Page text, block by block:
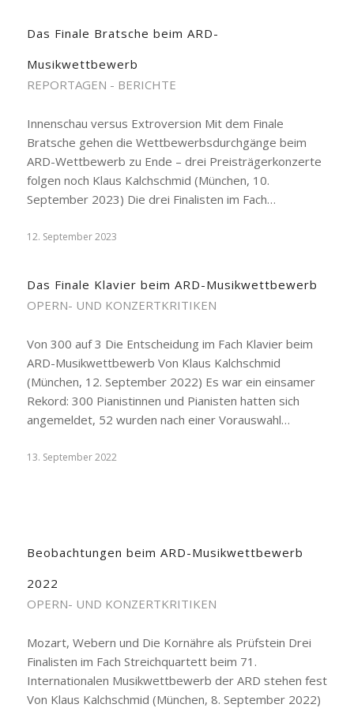
Das Finale Bratsche beim ARD-
Musikwettbewerb
REPORTAGEN - BERICHTE
Innenschau versus Extroversion Mit dem Finale
Bratsche gehen die Wettbewerbsdurchgänge beim
ARD-Wettbewerb zu Ende – drei Preisträgerkonzerte
folgen noch Klaus Kalchschmid (München, 10.
September 2023) Die drei Finalisten im Fach…
12. September 2023
Das Finale Klavier beim ARD-Musikwettbewerb
OPERN- UND KONZERTKRITIKEN
Von 300 auf 3 Die Entscheidung im Fach Klavier beim
ARD-Musikwettbewerb Von Klaus Kalchschmid
(München, 12. September 2022) Es war ein einsamer
Rekord: 300 Pianistinnen und Pianisten hatten sich
angemeldet, 52 wurden nach einer Vorauswahl…
13. September 2022
Beobachtungen beim ARD-Musikwettbewerb
2022
OPERN- UND KONZERTKRITIKEN
Mozart, Webern und Die Kornähre als Prüfstein Drei
Finalisten im Fach Streichquartett beim 71.
Internationalen Musikwettbewerb der ARD stehen fest
Von Klaus Kalchschmid (München, 8. September 2022)